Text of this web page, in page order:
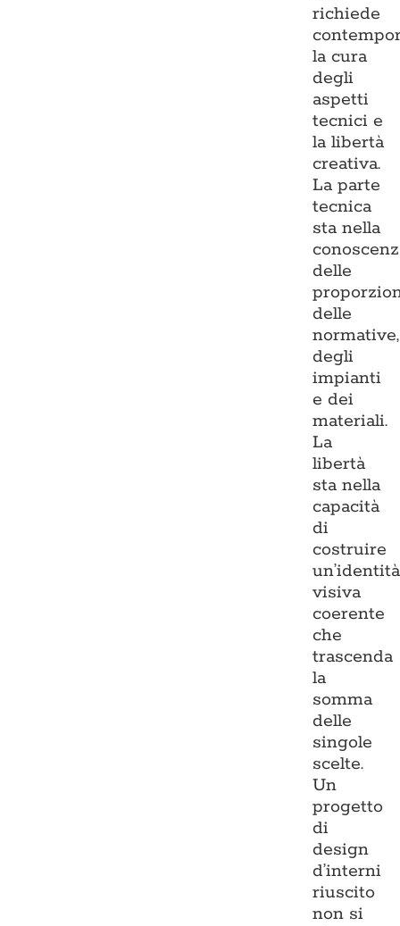
richiede
la cura
degli
aspetti
tecnici e
la libertà
creativa.
La parte
tecnica
sta nella
delle
delle
normative,
degli
impianti
e dei
materiali.
La
libertà
sta nella
capacità
di
costruire
un’identità
visiva
coerente
che
trascenda
la
somma
delle
singole
scelte.
Un
progetto
di
design
d’interni
riuscito
non si